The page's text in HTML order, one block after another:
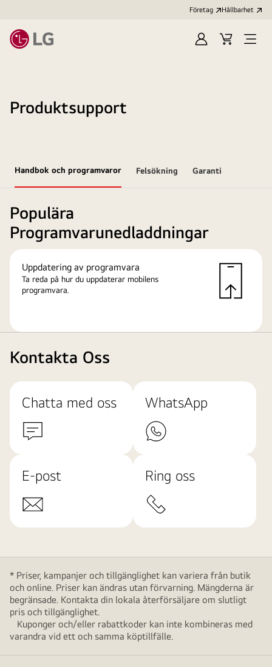
Företag Hållbarhet
LoggaKundvagn
Produktsupport
Handbok och programvaror Felsökning Garanti
Populära
Programvarunedladdningar
Uppdatering av programvara
Ta reda på hur du uppdaterar mobilens
programvara.
Kontakta Oss
Chatta med oss WhatsApp
E-post Ring oss
* Priser, kampanjer och tillgänglighet kan variera från butik
och online. Priser kan ändras utan förvarning. Mängderna är
begränsade. Kontakta din lokala återförsäljare om slutligt
pris och tillgänglighet.
Kuponger och/eller rabattkoder kan inte kombineras med
varandra vid ett och samma köptillfälle.